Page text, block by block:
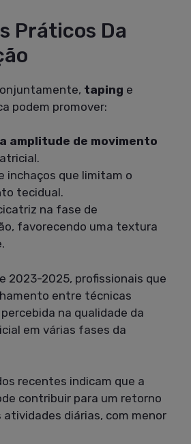
Práticos Da
taping e
podem promover:
amplitude de movimento
inchaços que limitam o
tecidual.
na fase de
favorecendo uma textura
2023-2025, profissionais que
entre técnicas
na qualidade da
em várias fases da
recentes indicam que a
contribuir para um retorno
atividades diárias, com menor